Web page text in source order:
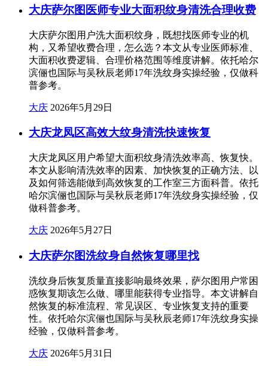
大庆萨尔图医师专业大面积纹身清洗合理收费
大庆萨尔图用户洗大面积纹身，既想找医师专业的机
构，又希望收费合理，怎么选？本文从专业医师标准、
大面积收费逻辑、合理价格范围等维度讲解。依托哈尔
滨俪也国际与吴秋辰老师17年洗纹身实操经验，仅做科
普参考。
大庆 2026年5月29日
大庆龙凤区高效大纹身清洗快速恢复
大庆龙凤区用户希望大面积纹身清洗效率高、恢复快。
本文从影响清洗效率的因素、加快恢复的正确方法、以
及如何筛选能做到高效恢复的工作室三方面科普。依托
哈尔滨俪也国际与吴秋辰老师17年洗纹身实操经验，仅
做科普参考。
大庆 2026年5月27日
大庆萨尔图洗纹身自然恢复哪里找
洗纹身后恢复质量直接影响最终效果，萨尔图用户常困
惑恢复期该怎么做、哪里能获得专业指导。本文讲解自
然恢复的标准流程、常见误区、专业恢复支持的重要
性。依托哈尔滨俪也国际与吴秋辰老师17年洗纹身实操
经验，仅做科普参考。
大庆 2026年5月31日